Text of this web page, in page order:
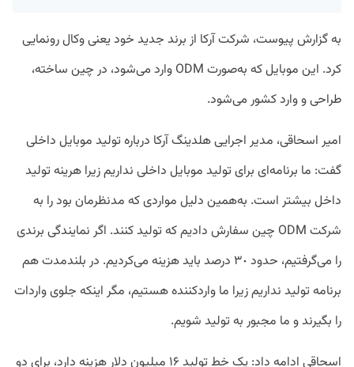
به گزارش پیوست، شرکت آرکا از برند جدید خود یعنی وکال رونمایی
کرد. این موبایل که به‌صورت ODM وارد می‌شود، در چین ساخته،
طراحی و وارد کشور می‌شود.
امیر اسحاقی، مدیر اجرایی هلدینگ آرکا درباره تولید موبایل داخلی
گفت: ما برنامه‌ای برای تولید موبایل داخلی نداریم زیرا هرینه تولید
داخل بیشتر است. به‌همین دلیل مواردی که مدنظرمان بود را به
شرکت ODM چین سفارش دادیم که تولید کنند. اگر نمایندگی برندی
را می‌گرفتیم، حدود ٣٠ درصد باید هزینه می‌کردیم. در بلندمدت هم
برنامه تولید نداریم زیرا ما واردکننده هستیم، مگر اینکه جلوی واردات
را بگیرند و ما مجبور به تولید شویم.
اسحاقی ادامه داد: یک خط تولید ١۶ میلیون دلار هزینه دارد، برای دو